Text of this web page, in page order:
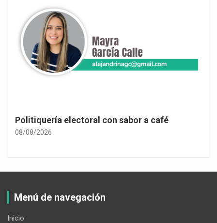
Politiquería electoral con sabor a café
08/08/2026
Menú de navegación
Inicio